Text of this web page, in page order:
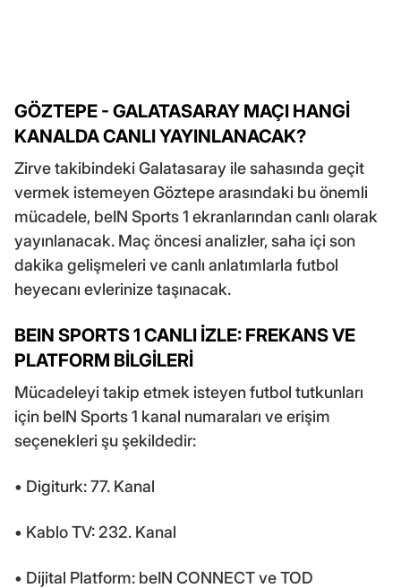
GÖZTEPE - GALATASARAY MAÇI HANGİ
KANALDA CANLI YAYINLANACAK?
Zirve takibindeki Galatasaray ile sahasında geçit
vermek istemeyen Göztepe arasındaki bu önemli
mücadele, beIN Sports 1 ekranlarından canlı olarak
yayınlanacak. Maç öncesi analizler, saha içi son
dakika gelişmeleri ve canlı anlatımlarla futbol
heyecanı evlerinize taşınacak.
BEIN SPORTS 1 CANLI İZLE: FREKANS VE
PLATFORM BİLGİLERİ
Mücadeleyi takip etmek isteyen futbol tutkunları
için beIN Sports 1 kanal numaraları ve erişim
seçenekleri şu şekildedir:
• Digiturk: 77. Kanal
• Kablo TV: 232. Kanal
• Dijital Platform: beIN CONNECT ve TOD